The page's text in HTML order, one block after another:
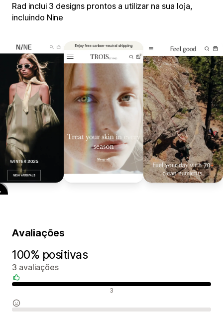
Rad inclui 3 designs prontos a utilizar na sua loja,
incluindo Nine
Avaliações
100% positivas
3 avaliações
3